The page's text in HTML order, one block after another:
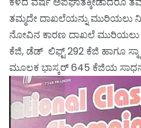
ತಮ್ಮದೇ ದಾಖಲೆಯನ್ನು ಮುರಿಯಲು
ನೋವಿನ ಕಾರಣ ದಾಖಲೆ ಮುರಿಯಲು
ಕೆಜಿ, ಡೆಡ್‌ ಲಿಫ್ಟ್ 292 ಕೆಜಿ ಹಾಗೂ
ಮೂಲಕ ಭಾಸ್ಕರ್ 645 ಕೆಜಿಯ